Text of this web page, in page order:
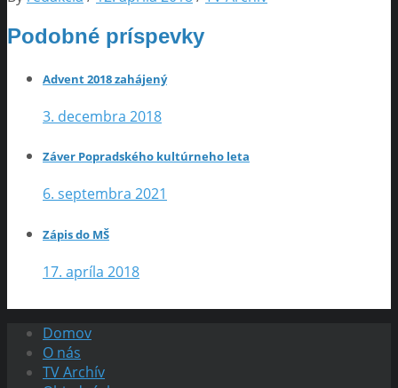
Podobné príspevky
Advent 2018 zahájený
3. decembra 2018
Záver Popradského kultúrneho leta
6. septembra 2021
Zápis do MŠ
17. apríla 2018
Domov
O nás
TV Archív